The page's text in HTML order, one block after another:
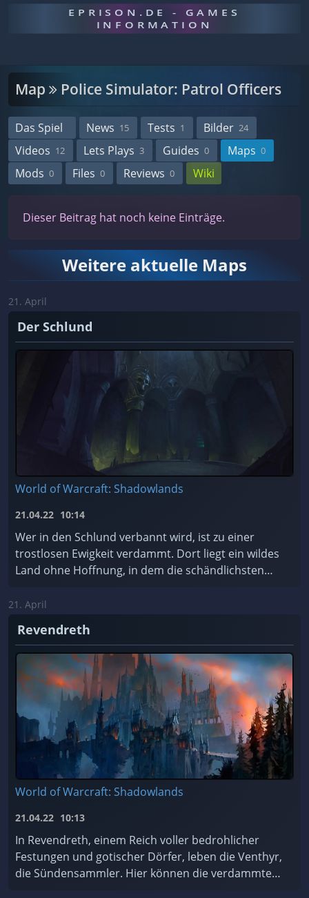
EPRISON.DE - GAMES
INFORMATION
Map Police Simulator: Patrol Officers
Das Spiel News 15 Tests 1 Bilder 24
Videos 12 Lets Plays 3 Guides 0 Maps 0
Mods 0 Files 0 Reviews 0 Wiki
Dieser Beitrag hat noch keine Einträge.
Weitere aktuelle Maps
21. April
Der Schlund
World of Warcraft: Shadowlands
21.04.22 10:14
Wer in den Schlund verbannt wird, ist zu einer
trostlosen Ewigkeit verdammt. Dort liegt ein wildes
Land ohne Hoffnung, in dem die schändlichsten
Soll ...
21. April
Revendreth
World of Warcraft: Shadowlands
21.04.22 10:13
In Revendreth, einem Reich voller bedrohlicher
Festungen und gotischer Dörfer, leben die Venthyr,
die Sündensammler. Hier können die verdammten